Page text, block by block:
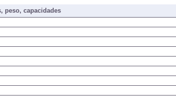
peso, capacidades